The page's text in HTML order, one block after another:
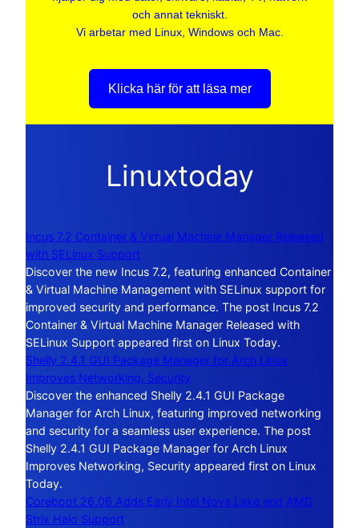
och annat tekniskt.
Vi arbetar med Linux, Windows och Mac.
Klicka här för att läsa mer
Linuxtoday
Incus 7.2 Container & Virtual Machine Manager Released
with SELinux Support
Discover the new Incus 7.2, featuring enhanced Container
& Virtual Machine Management with SELinux support for
improved security and performance. The post Incus 7.2
Container & Virtual Machine Manager Released with
SELinux Support appeared first on Linux Today.
Shelly 2.4.1 GUI Package Manager for Arch Linux
Improves Networking, Security
Discover the enhanced Shelly 2.4.1 GUI Package
Manager for Arch Linux, featuring improved networking
and security for a seamless user experience. The post
Shelly 2.4.1 GUI Package Manager for Arch Linux
Improves Networking, Security appeared first on Linux
Today.
Coreboot 26.06 Adds Early Intel Nova Lake and AMD
Strix Halo Support